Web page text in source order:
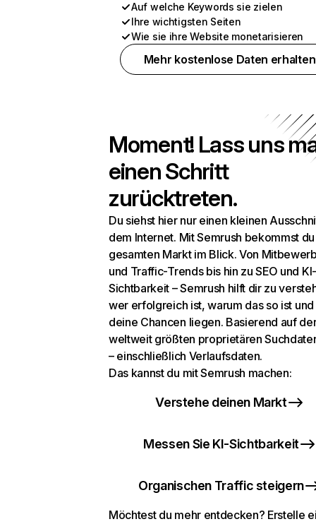
Auf welche Keywords sie zielen
Ihre wichtigsten Seiten
Wie sie ihre Website monetarisieren
Mehr kostenlose Daten erhalten
Moment! Lass uns
einen Schritt
zurücktreten.
Du siehst hier nur einen kleinen
dem Internet. Mit Semrush bekommst
gesamten Markt im Blick. Von
und Traffic-Trends bis hin zu SEO und KI-
Sichtbarkeit – Semrush hilft dir zu
wer erfolgreich ist, warum das so ist
deine Chancen liegen. Basierend auf
weltweit größten proprietären
– einschließlich Verlaufsdaten.
Das kannst du mit Semrush machen:
Verstehe deinen Markt
Messen Sie KI-Sichtbarkeit
Organischen Traffic steigern
Möchtest du mehr entdecken? Erstelle